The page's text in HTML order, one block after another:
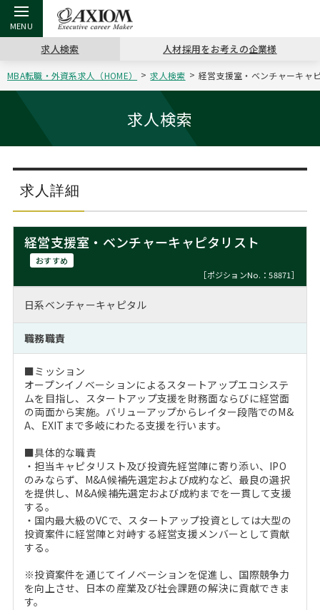
戻る
アクシアムの特長
戻る
コンサ
サービス案内
戻る
キャリ
コンサルタントの紹介
戻る
キャリア支援 TOP
キャリアデザイン講座
（最新求人市場動向）
戻る
MBAの
ステージ別アドバイス
MBAの転職事例
MBAからのFAQ
MBA留学生数の推移
戻る
日本か
インターン受入企業一覧
MBAを生かす求人特集
年齢と年収の相関図
戻る
転職ツール TOP
英文レジュメの書き方
戻る
パワー
職務経歴書の書き方
よくある面接Q&A集
戻る
転職コラム TOP
“展”職相談室
転職市場の明日をよめ
転職成功への4つの鍵
注目企業インタビュー
戻る
イベント・セミナー TOP
ジョブフェア
キャリアデザインセミナー
キャリアフォーラム
Career Talk Live
戻る
会社概要 TOP
沿革
主なクライアント
採用情報
ニュースリリース
求人検索 人材採用をお考えの企業様
MBA転職・外資系求人（HOME） 求人検索 経営支援室・ベンチャーキャ
求人検索
求人詳細
経営支援室・ベンチャーキャピタリスト
おすすめ
［ポジションNo.：58871］
日系ベンチャーキャピタル
職務職責
■ミッション
オープンイノベーションによるスタートアップエコシステ
ムを目指し、スタートアップ支援を財務面ならびに経営面
の両面から実施。バリューアップからレイター段階でのM&
A、EXITまで多岐にわたる支援を行います。
■具体的な職責
・担当キャピタリスト及び投資先経営陣に寄り添い、IPO
のみならず、M&A候補先選定および成約など、最良の選択
を提供し、M&A候補先選定および成約までを一貫して支援
する。
・国内最大級のVCで、スタートアップ投資としては大型の
投資案件に経営陣と対峙する経営支援メンバーとして貢献
する。
※投資案件を通じてイノベーションを促進し、国際競争力
を向上させ、日本の産業及び社会課題の解決に貢献できま
す。